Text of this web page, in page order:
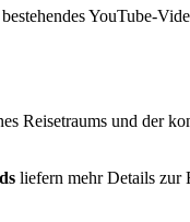
YouTube-
Reisetraums und der
liefern mehr Details zur